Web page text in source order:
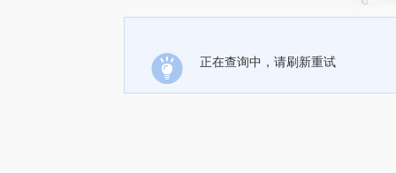
正在查询中，请刷新重试